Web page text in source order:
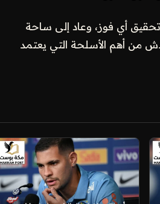
السعودي غياباً استمر 177 يوماً عن تحقيق أي فوز، وعاد إلى ساحة
من أهم الأسلحة التي يعتمد